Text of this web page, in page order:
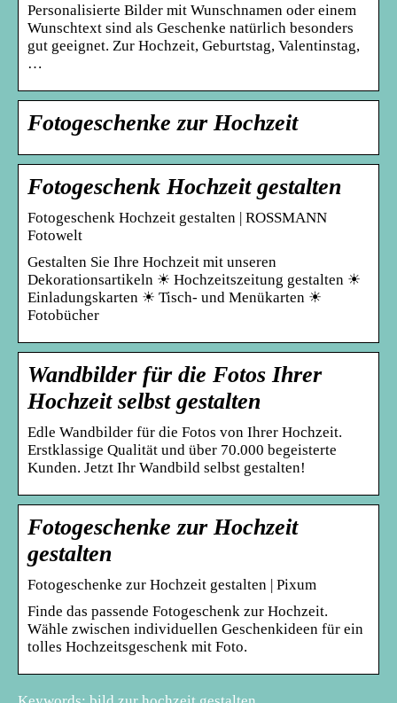
Personalisierte Bilder mit Wunschnamen oder einem
Wunschtext sind als Geschenke natürlich besonders
gut geeignet. Zur Hochzeit, Geburtstag, Valentinstag,
…
Fotogeschenke zur Hochzeit
Fotogeschenk Hochzeit gestalten
Fotogeschenk Hochzeit gestalten | ROSSMANN
Fotowelt
Gestalten Sie Ihre Hochzeit mit unseren
Dekorationsartikeln ☀ Hochzeitszeitung gestalten ☀
Einladungskarten ☀ Tisch- und Menükarten ☀
Fotobücher
Wandbilder für die Fotos Ihrer
Hochzeit selbst gestalten
Edle Wandbilder für die Fotos von Ihrer Hochzeit.
Erstklassige Qualität und über 70.000 begeisterte
Kunden. Jetzt Ihr Wandbild selbst gestalten!
Fotogeschenke zur Hochzeit
gestalten
Fotogeschenke zur Hochzeit gestalten | Pixum
Finde das passende Fotogeschenk zur Hochzeit.
Wähle zwischen individuellen Geschenkideen für ein
tolles Hochzeitsgeschenk mit Foto.